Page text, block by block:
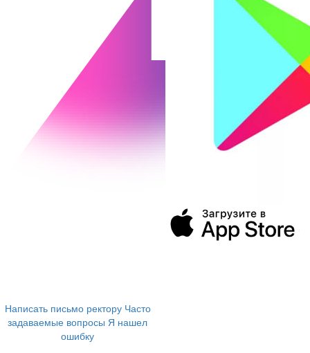
Написать письмо ректору Часто
задаваемые вопросы Я нашел
ошибку